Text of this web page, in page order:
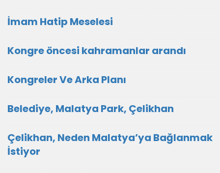
İmam Hatip Meselesi
Kongre öncesi kahramanlar arandı
Kongreler Ve Arka Planı
Belediye, Malatya Park, Çelikhan
Çelikhan, Neden Malatya’ya Bağlanmak
İstiyor